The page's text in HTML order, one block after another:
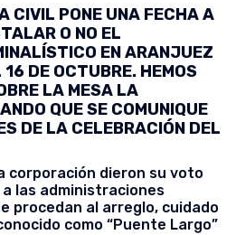
CIVIL PONE UNA FECHA A
O NO EL
EN ARANJUEZ
DE OCTUBRE. HEMOS
LA MESA LA
QUE SE COMUNIQUE
DE LA CELEBRACIÓN DEL
corporación dieron su voto
las administraciones
procedan al arreglo, cuidado
como “Puente Largo”